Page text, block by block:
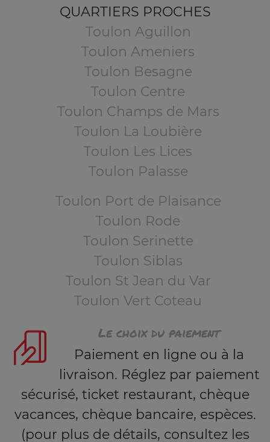
QUARTIERS PROCHES
Toulon Aguillon
Toulon Ameniers
Toulon Besagne
Toulon Centre
Toulon Champs de Mars
Toulon La Loubière
Toulon Les Lices
Toulon Palasse
Toulon Port de Plaisance
Toulon Rode
Toulon Serinette
Toulon Siblas
Toulon St Jean du Var
Toulon Vert Coteau
Le choix du paiement
Paiement en ligne ou à la
livraison. Réglez par paiement
sécurisé, ticket restaurant, chèque
vacances, chèque bancaire, espèces.
(pour plus de détails, consultez les